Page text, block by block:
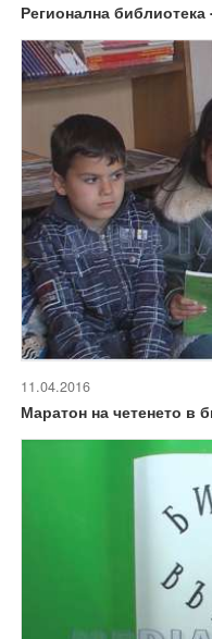
Регионална
11.04.2016
Маратон на четенето в